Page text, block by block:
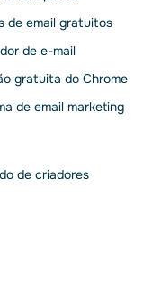
de email gratuitos
de e-mail
gratuita do Chrome
de email marketing
de criadores